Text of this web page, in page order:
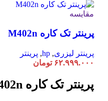
مقایسه
پرینتر تک کاره M402n
پرینتر لیزری,
hp
, پرینتر
۶۲.۹۹۹.۰۰۰ تومان
پرینتر تک کاره M402n